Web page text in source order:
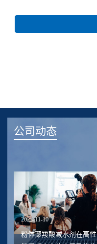
公司动态
2023-11-10
粉体聚羧酸减水剂在高性